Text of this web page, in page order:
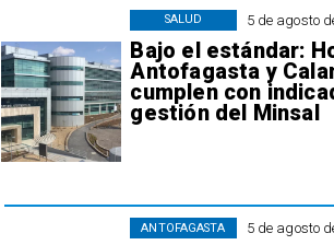
5 de agosto
Bajo el estándar:
Antofagasta y
cumplen con
gestión del Minsal
SALUD
5 de agosto
ANTOFAGASTA